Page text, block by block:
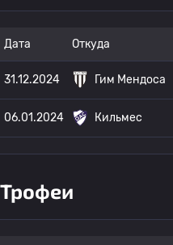
Дата Откуда
31.12.2024 Гим Мендоса
06.01.2024 Кильмес
Трофеи